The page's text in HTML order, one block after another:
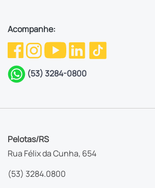
Acompanhe:
(53) 3284-0800
Pelotas/RS
Rua Félix da Cunha, 654
(53) 3284.0800